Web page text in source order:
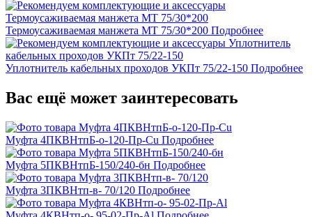
Термоусаживаемая манжета МТ 75/30*200 Подробнее
Уплотнитель кабельных проходов УКПт 75/22-150 Подробнее
Вас ещё может заинтересовать
Муфта 4ПКВНтпБ-о-120-Пр-Cu Подробнее
Муфта 5ПКВНтпБ-150/240-бн Подробнее
Муфта 3ПКВНтп-в- 70/120 Подробнее